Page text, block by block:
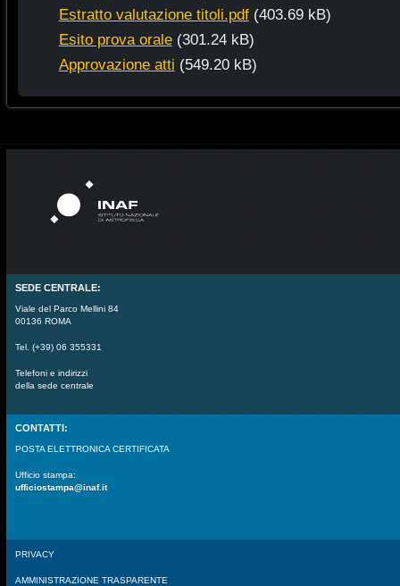
Estratto valutazione titoli.pdf (403.69 kB)
Esito prova orale (301.24 kB)
Approvazione atti (549.20 kB)
SEDE CENTRALE:
Viale del Parco Mellini 84
00136 ROMA
Tel. (+39) 06 355331
Telefoni e indirizzi
della sede centrale
CONTATTI:
POSTA ELETTRONICA CERTIFICATA
Ufficio stampa:
ufficiostampa@inaf.it
PRIVACY
AMMINISTRAZIONE TRASPARENTE